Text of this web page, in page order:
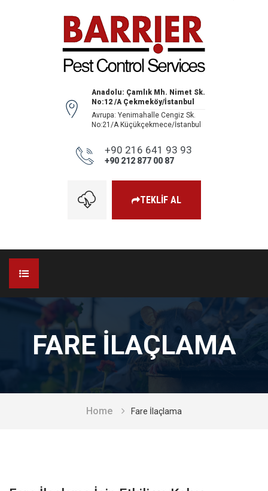
Anadolu: Çamlık Mh. Nimet Sk.
No:12 /A Çekmeköy/İstanbul
Avrupa: Yenimahalle Cengiz Sk.
No:21/A Küçükçekmece/İstanbul
+90 216 641 93 93
+90 212 877 00 87
TEKLİF AL
KURUMSAL
Hakkımızda
HİZMETLERİMİZ
FARE ILAÇLAMA
Home Fare İlaçlama